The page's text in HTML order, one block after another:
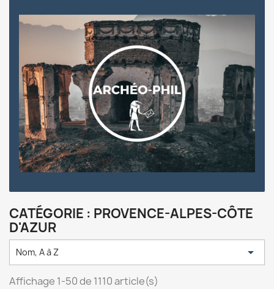
CATÉGORIE : PROVENCE-ALPES-CÔTE
D'AZUR
Nom, A à Z 
Affichage 1-50 de 1110 article(s)